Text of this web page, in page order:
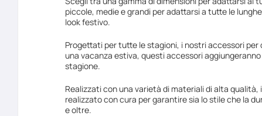
piccole, medie e grandi per adattarsi a tutte le
look festivo.
Progettati per tutte le stagioni, i nostri accessori
una vacanza estiva, questi accessori
stagione.
Realizzati con una varietà di materiali di alta
realizzato con cura per garantire sia lo stile che la
e oltre.